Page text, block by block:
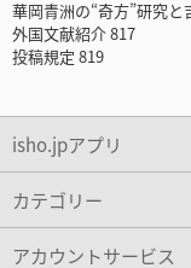
華岡青洲の“奇方”研究
外国文献紹介 817
投稿規定 819
isho.jpアプリ
カテゴリー
アカウントサービス